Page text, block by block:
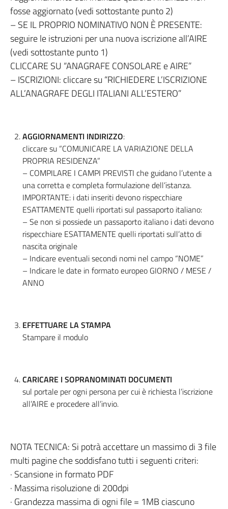
fosse aggiornato (vedi sottostante punto 2)
– SE IL PROPRIO NOMINATIVO NON È PRESENTE:
seguire le istruzioni per una nuova iscrizione all’AIRE
(vedi sottostante punto 1)
CLICCARE SU “ANAGRAFE CONSOLARE e AIRE”
– ISCRIZIONI: cliccare su “RICHIEDERE L’ISCRIZIONE
ALL’ANAGRAFE DEGLI ITALIANI ALL’ESTERO”
AGGIORNAMENTI INDIRIZZO:
cliccare su “COMUNICARE LA VARIAZIONE DELLA
PROPRIA RESIDENZA”
– COMPILARE I CAMPI PREVISTI che guidano l’utente a
una corretta e completa formulazione dell’istanza.
IMPORTANTE: i dati inseriti devono rispecchiare
ESATTAMENTE quelli riportati sul passaporto italiano:
– Se non si possiede un passaporto italiano i dati devono
rispecchiare ESATTAMENTE quelli riportati sull’atto di
nascita originale
– Indicare eventuali secondi nomi nel campo “NOME”
– Indicare le date in formato europeo GIORNO / MESE /
ANNO
EFFETTUARE LA STAMPA
Stampare il modulo
CARICARE I SOPRANOMINATI DOCUMENTI
sul portale per ogni persona per cui è richiesta l’iscrizione
all’AIRE e procedere all’invio.
NOTA TECNICA: Si potrà accettare un massimo di 3 file
multi pagine che soddisfano tutti i seguenti criteri:
· Scansione in formato PDF
· Massima risoluzione di 200dpi
· Grandezza massima di ogni file = 1MB ciascuno